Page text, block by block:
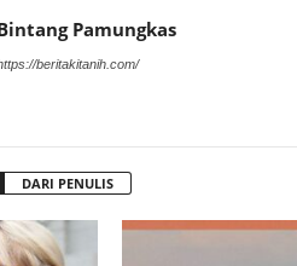
Pamungkas
beritakitanih.com/
DARI PENULIS